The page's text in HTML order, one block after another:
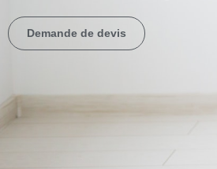
Demande de devis